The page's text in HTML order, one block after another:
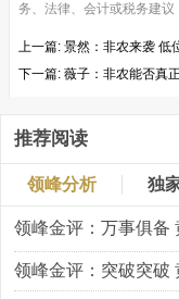
务、法律、会计或税务建议
上一篇: 景然：非农来袭 低
下一篇: 薇子：非农能否真
推荐阅读
领峰分析 独
领峰金评：突破突破